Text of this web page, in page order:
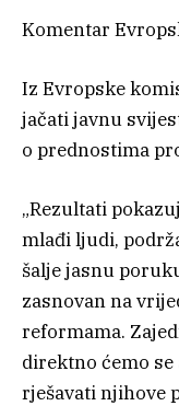
Komentar
Iz Evropske
jačati javnu
o prednostima
„Rezultati
mlađi ljudi,
šalje jasnu
zasnovan na
reformama.
direktno ćemo se
rješavati njihove